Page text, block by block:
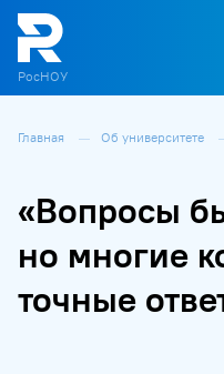
РосНОУ
Главная Об университете
«Вопросы
но многие
точные